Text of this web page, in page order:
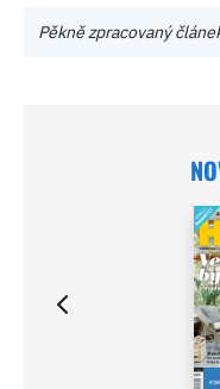
Pěkně zpracovaný